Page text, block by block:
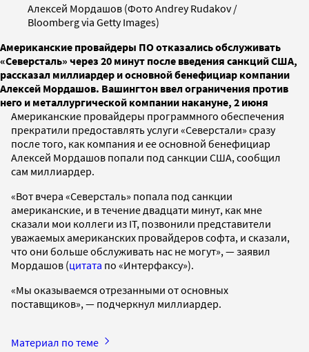
Алексей Мордашов (Фото Andrey Rudakov /
Bloomberg via Getty Images)
Американские провайдеры ПО отказались обслуживать
«Северсталь» через 20 минут после введения санкций США,
рассказал миллиардер и основной бенефициар компании
Алексей Мордашов. Вашингтон ввел ограничения против
него и металлургической компании накануне, 2 июня
Американские провайдеры программного обеспечения
прекратили предоставлять услуги «Северстали» сразу
после того, как компания и ее основной бенефициар
Алексей Мордашов попали под санкции США, сообщил
сам миллиардер.
«Вот вчера «Северсталь» попала под санкции
американские, и в течение двадцати минут, как мне
сказали мои коллеги из IT, позвонили представители
уважаемых американских провайдеров софта, и сказали,
что они больше обслуживать нас не могут», — заявил
Мордашов (цитата по «Интерфаксу»).
«Мы оказываемся отрезанными от основных
поставщиков», — подчеркнул миллиардер.
Материал по теме